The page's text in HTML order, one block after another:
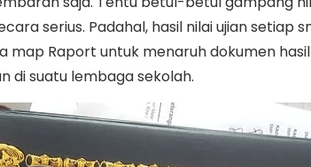
serius. Padahal, hasil nilai ujian setiap
map Raport untuk menaruh dokumen
di suatu lembaga sekolah.